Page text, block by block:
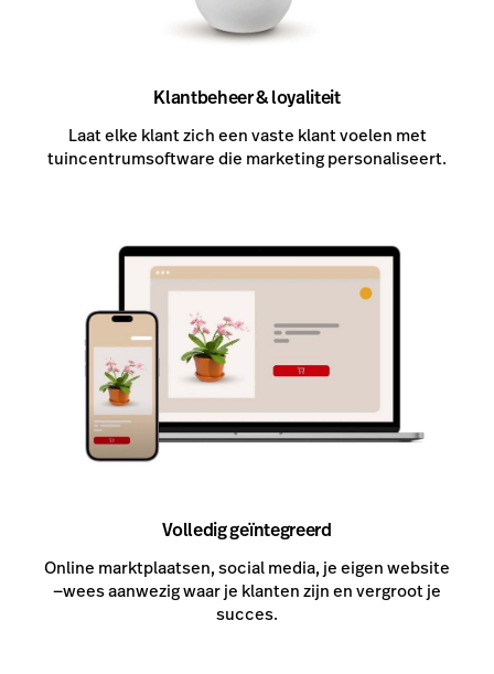
Klantbeheer & loyaliteit
Laat elke klant zich een vaste klant voelen met
tuincentrumsoftware die marketing personaliseert.
Volledig geïntegreerd
Online marktplaatsen, social media, je eigen website
—wees aanwezig waar je klanten zijn en vergroot je
succes.